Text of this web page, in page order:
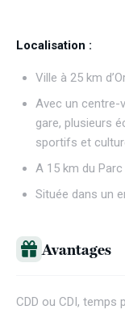
Localisation :
Ville à 25 km
Avec un centre-
gare, plusieurs
sportifs et
A 15 km du
Située dans un
Avantages
CDD ou CDI, temps